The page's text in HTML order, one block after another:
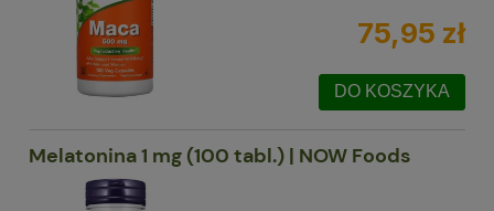
75,95 zł
DO KOSZYKA
Melatonina 1 mg (100 tabl.) | NOW Foods